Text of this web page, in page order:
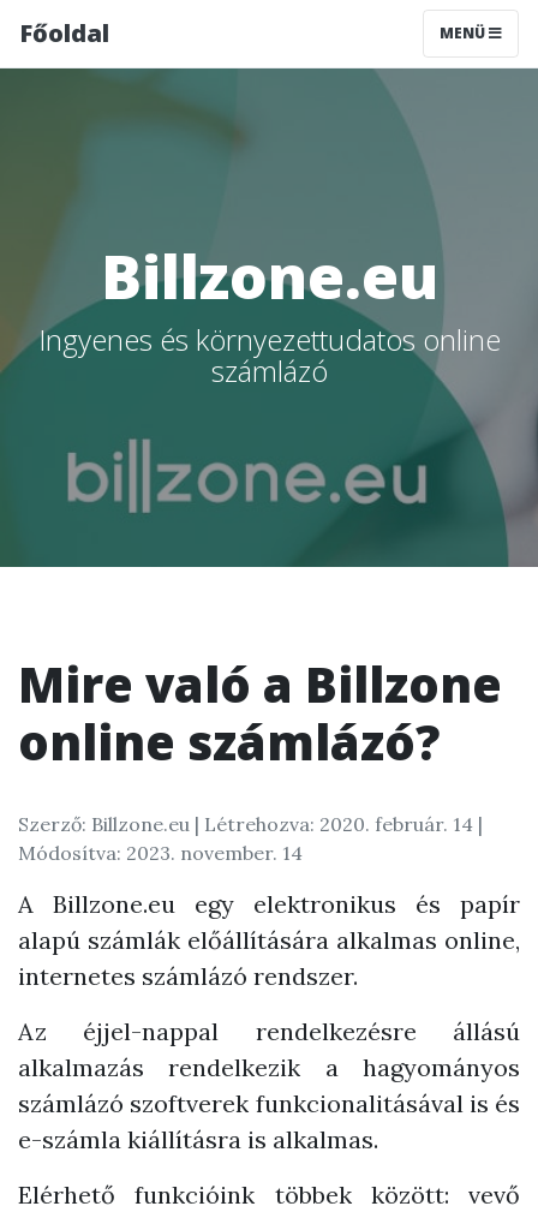
Főoldal MENÜ
Billzone.eu
Ingyenes és környezettudatos online
számlázó
Mire való a Billzone
online számlázó?
Szerző: Billzone.eu | Létrehozva: 2020. február. 14 |
Módosítva: 2023. november. 14
A Billzone.eu egy elektronikus és papír
alapú számlák előállítására alkalmas online,
internetes számlázó rendszer.
Az éjjel-nappal rendelkezésre állású
alkalmazás rendelkezik a hagyományos
számlázó szoftverek funkcionalitásával is és
e-számla kiállításra is alkalmas.
Elérhető funkcióink többek között: vevő